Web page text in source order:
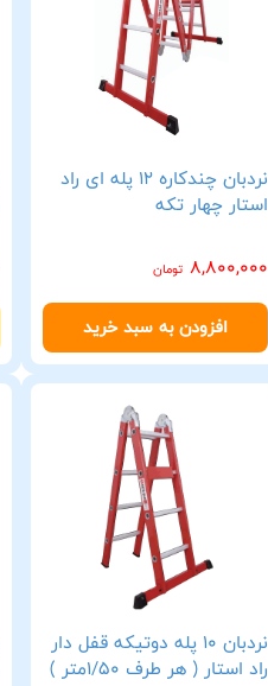
نردبان چندکاره 12 پله ای راد
استار چهار تکه
8,800,000 تومان
افزودن به سبد خرید
نردبان 10 پله دوتیکه قفل دار
راد استار ( هر طرف 1/50متر )